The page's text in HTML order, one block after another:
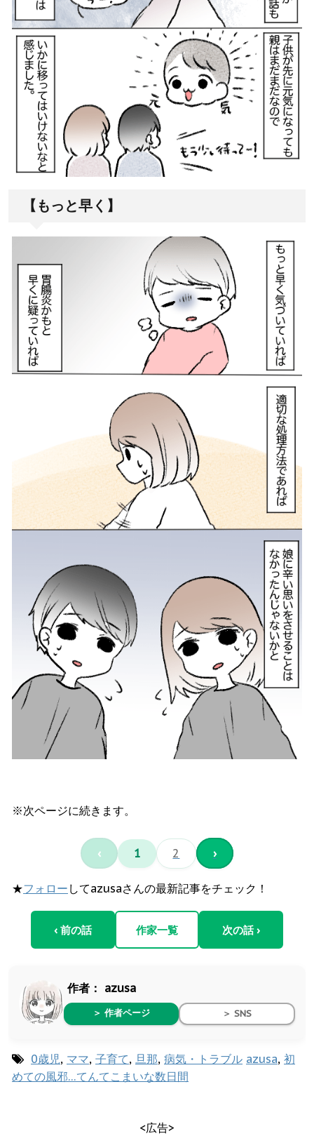
【もっと早く】
※次ページに続きます。
‹ 1 2 ›
★フォロー してazusaさんの最新記事をチェック！
‹ 前の話 作家一覧 次の話 ›
作者： azusa
＞ 作者ページ ＞ SNS
0歳児, ママ, 子育て, 旦那, 病気・トラブル azusa, 初
めての風邪…てんてこまいな数日間
<広告>